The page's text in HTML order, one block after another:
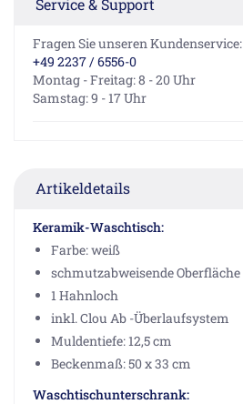
Service & Support
Fragen Sie unseren Kundenservice:
+49 2237 / 6556-0
Montag - Freitag: 8 - 20 Uhr
Samstag: 9 - 17 Uhr
Artikeldetails
Keramik-Waschtisch:
Farbe: weiß
schmutzabweisende Oberfläche
1 Hahnloch
inkl. Clou Ab -Überlaufsystem
Muldentiefe: 12,5 cm
Beckenmaß: 50 x 33 cm
Waschtischunterschrank: